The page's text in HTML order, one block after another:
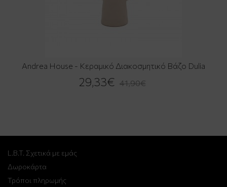
Andrea House - Κεραμικό Διακοσμητικό Βάζο Dulia
29,33€ 41,90€
L.B.T. Σχετικά με εμάς
Δωροκάρτα
Τρόποι πληρωμής